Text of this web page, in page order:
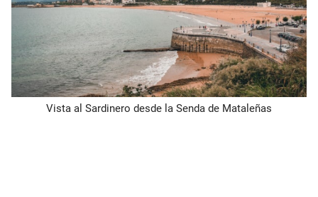
Vista al Sardinero desde la Senda de Mataleñas